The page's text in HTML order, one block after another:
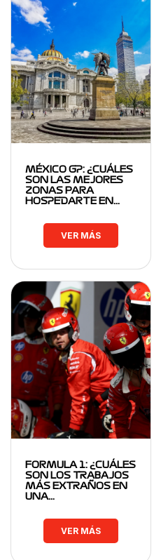
MÉXICO GP: ¿CUÁLES
SON LAS MEJORES
ZONAS PARA
HOSPEDARTE EN…
VER MÁS
FORMULA 1: ¿CUÁLES
SON LOS TRABAJOS
MÁS EXTRAÑOS EN
UNA…
VER MÁS